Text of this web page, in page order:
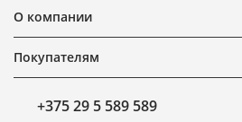
О компании
Покупателям
+375 29 5 589 589